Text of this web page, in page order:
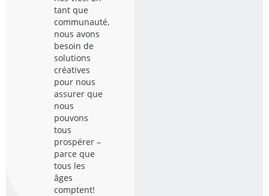
tant que
communauté,
nous avons
besoin de
solutions
créatives
pour nous
assurer que
nous
pouvons
tous
prospérer –
parce que
tous les
âges
comptent!